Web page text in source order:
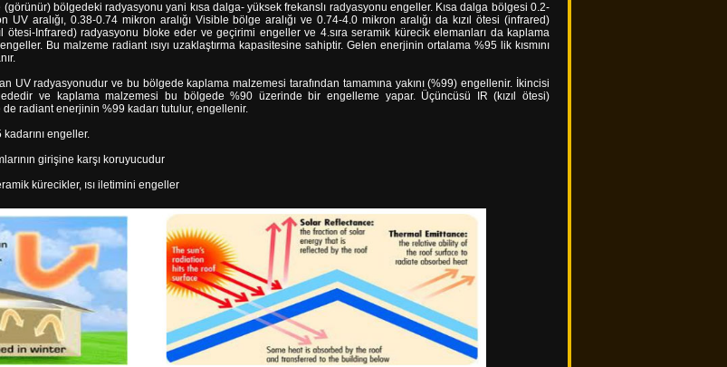
bölgedeki radyasyonu yani kısa dalga- yüksek frekanslı radyasyonu engeller. Kısa dalga bölgesi 0.2-
UV aralığı, 0.38-0.74 mikron aralığı Visible bölge aralığı ve 0.74-4.0 mikron aralığı da kızıl ötesi (infrared)
ötesi-Infrared) radyasyonu bloke eder ve geçirimi engeller ve 4.sıra seramik kürecik elemanları da kaplama
Bu malzeme radiant ısıyı uzaklaştırma kapasitesine sahiptir. Gelen enerjinin ortalama %95 lik kısmını
UV radyasyonudur ve bu bölgede kaplama malzemesi tarafından tamamına yakını (%99) engellenir. İkincisi
ve kaplama malzemesi bu bölgede %90 üzerinde bir engelleme yapar. Üçüncüsü IR (kızıl ötesi)
radiant enerjinin %99 kadarı tutulur, engellenir.
engeller.
girişine karşı koruyucudur
kürecikler, ısı iletimini engeller